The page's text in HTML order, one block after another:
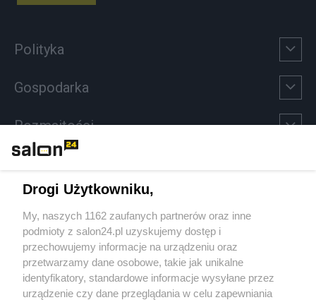
Polityka
Gospodarka
Rozmaitości
Sport
Społeczeństwo
Kultura
Drogi Użytkowniku,
My, naszych 1162 zaufanych partnerów oraz inne
podmioty z salon24.pl uzyskujemy dostęp i
przechowujemy informacje na urządzeniu oraz
przetwarzamy dane osobowe, takie jak unikalne
identyfikatory, standardowe informacje wysyłane przez
urządzenie czy dane przeglądania w celu zapewniania